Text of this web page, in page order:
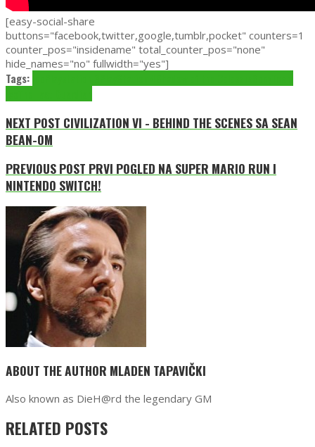
[easy-social-share
buttons="facebook,twitter,google,tumblr,pocket" counters=1
counter_pos="insidename" total_counter_pos="none"
hide_names="no" fullwidth="yes"]
Tags:
NEXT POST CIVILIZATION VI - BEHIND THE SCENES SA SEAN
BEAN-OM
PREVIOUS POST PRVI POGLED NA SUPER MARIO RUN I
NINTENDO SWITCH!
ABOUT THE AUTHOR MLADEN TAPAVIČKI
Also known as DieH@rd the legendary GM
RELATED POSTS